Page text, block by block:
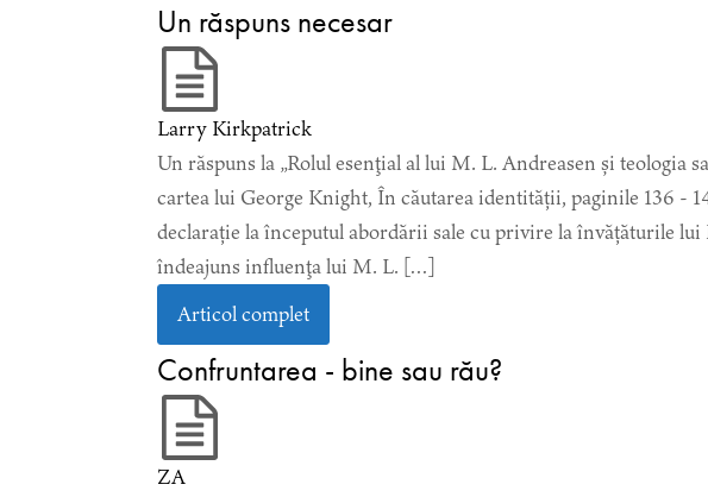
Un răspuns necesar
Larry Kirkpatrick
Un răspuns la „Rolul esenţial al lui M. L. Andreasen și teologia
cartea lui George Knight, În căutarea identității, paginile 136 -
declarație la începutul abordării sale cu privire la învățăturile
îndeajuns influenţa lui M. L. […]
Articol complet
Confruntarea - bine sau rău?
ZA